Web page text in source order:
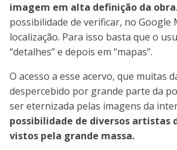
imagem em alta definição da
possibilidade de verificar, no Google
localização. Para isso basta que o
“detalhes” e depois em “mapas”.
O acesso a esse acervo, que muitas
despercebido por grande parte da
ser eternizada pelas imagens da
possibilidade de diversos artistas
vistos pela grande massa.